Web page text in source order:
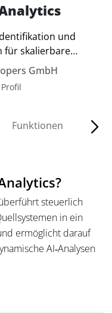
und
für skalierbare
GmbH
Funktionen Preise
steuerlich
in ein
ermöglicht darauf
AI‑Analysen
Analytics?